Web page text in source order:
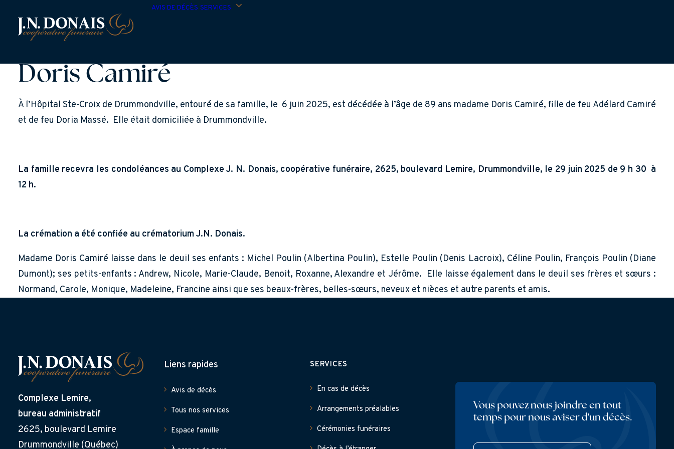
AVIS DE DÉCÈS SERVICES
Doris Camiré
À l’Hôpital Ste-Croix de Drummondville, entouré de sa famille, le 6 juin 2025, est décédée à l’âge de 89 ans madame Doris Camiré, fille de feu Adélard Camiré
et de feu Doria Massé. Elle était domiciliée à Drummondville.
La famille recevra les condoléances au Complexe J. N. Donais, coopérative funéraire, 2625, boulevard Lemire, Drummondville, le 29 juin 2025 de 9 h 30 à
12 h.
La crémation a été confiée au crématorium J.N. Donais.
Madame Doris Camiré laisse dans le deuil ses enfants : Michel Poulin (Albertina Poulin), Estelle Poulin (Denis Lacroix), Céline Poulin, François Poulin (Diane
Dumont); ses petits-enfants : Andrew, Nicole, Marie-Claude, Benoit, Roxanne, Alexandre et Jérôme. Elle laisse également dans le deuil ses frères et sœurs :
Normand, Carole, Monique, Madeleine, Francine ainsi que ses beaux-frères, belles-sœurs, neveux et nièces et autre parents et amis.
Complexe Lemire,
bureau administratif
2625, boulevard Lemire
Drummondville (Québec)
Liens rapides
Avis de décès
Tous nos services
Espace famille
SERVICES
En cas de décès
Arrangements préalables
Cérémonies funéraires
Vous pouvez nous joindre en tout
temps pour nous aviser d'un décès.